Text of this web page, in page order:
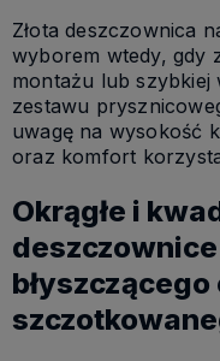
Złota deszczownica
wyborem wtedy, gdy
montażu lub szybkiej
zestawu
uwagę na wysokość
oraz komfort
Okrągłe i
błyszczącego